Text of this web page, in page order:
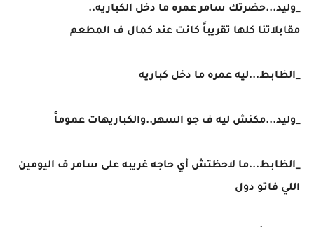
_وليد...حضرتك سامر عمره ما دخل الكباريه..
مقابلاتنا كلها تقريباً كانت عند كمال ف المطعم
_الظابط...ليه عمره ما دخل كباريه
_وليد...مكنش ليه ف جو السهر..والكباريهات عموماً
_الظابط...ما لاحظتش أي حاجه غريبه على سامر ف اليومين
اللي فاتو دول